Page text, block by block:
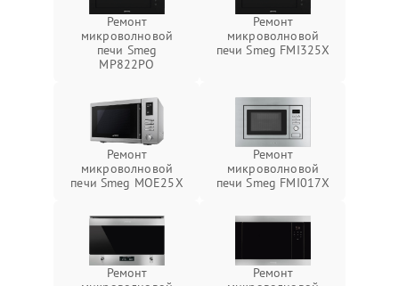
Ремонт
микроволновой
печи Smeg
MP822PO
Ремонт
микроволновой
печи Smeg FMI325X
Ремонт
микроволновой
печи Smeg MOE25X
Ремонт
микроволновой
печи Smeg FMI017X
Ремонт
Ремонт